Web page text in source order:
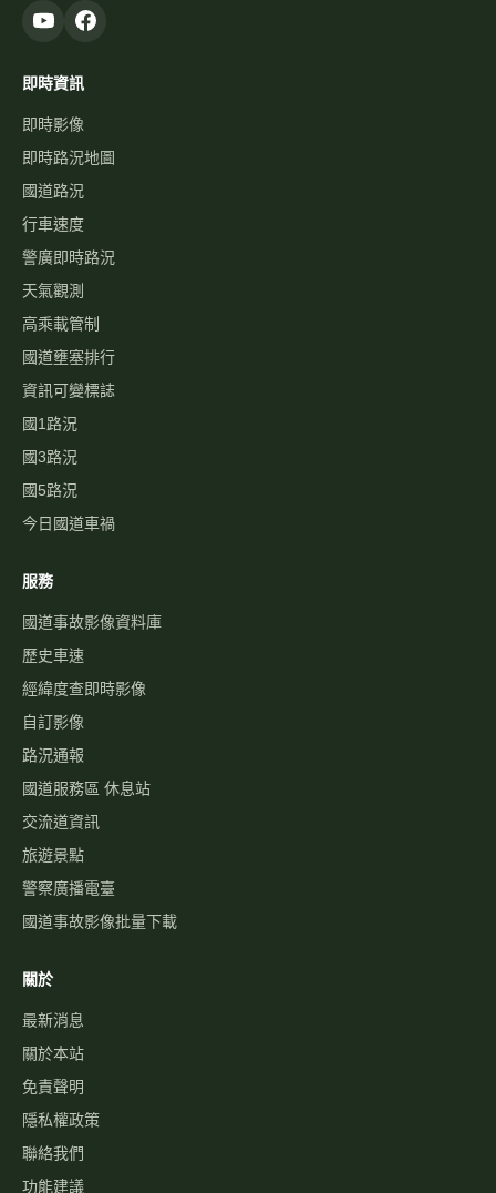
即時資訊
即時影像
即時路況地圖
國道路況
行車速度
警廣即時路況
天氣觀測
高乘載管制
國道壅塞排行
資訊可變標誌
國1路況
國3路況
國5路況
今日國道車禍
服務
國道事故影像資料庫
歷史車速
經緯度查即時影像
自訂影像
路況通報
國道服務區 休息站
交流道資訊
旅遊景點
警察廣播電臺
國道事故影像批量下載
關於
最新消息
關於本站
免責聲明
隱私權政策
聯絡我們
功能建議